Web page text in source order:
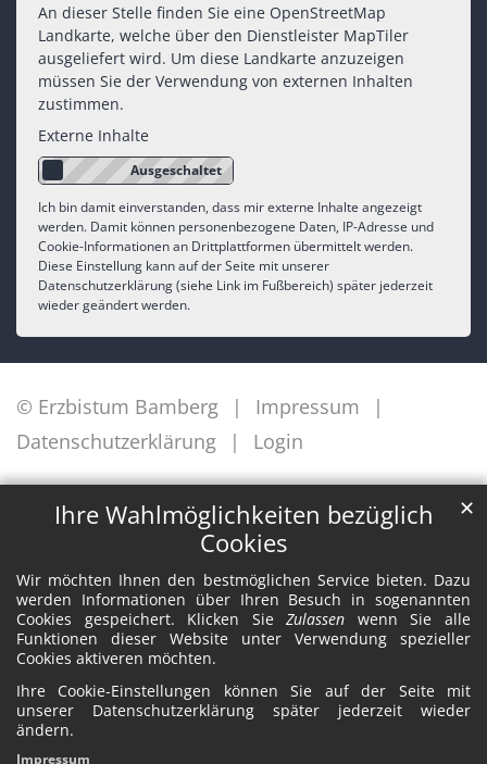
Ihre Wahlmöglichkeiten bezüglich
Cookies
Wir möchten Ihnen den bestmöglichen Service bieten. Dazu
werden Informationen über Ihren Besuch in sogenannten
Cookies gespeichert. Klicken SieZulassen wenn Sie alle
Funktionen dieser Website unter Verwendung spezieller
Cookies aktiveren möchten.
Ihre Cookie-Einstellungen können Sie auf der Seite mit
unserer Datenschutzerklärung später jederzeit wieder
ändern.
✕
Impressum
An dieser Stelle finden Sie eine OpenStreetMap
Landkarte, welche über den Dienstleister MapTiler
ausgeliefert wird. Um diese Landkarte anzuzeigen
müssen Sie der Verwendung von externen Inhalten
zustimmen.
Externe Inhalte
Ich bin damit einverstanden, dass mir externe Inhalte angezeigt
werden. Damit können personenbezogene Daten, IP-Adresse und
Cookie-Informationen an Drittplattformen übermittelt werden.
Diese Einstellung kann auf der Seite mit unserer
Datenschutzerklärung (siehe Link im Fußbereich) später jederzeit
wieder geändert werden.
© Erzbistum Bamberg
Impressum
Datenschutzerklärung
Login